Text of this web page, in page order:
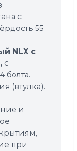
с
55
NLX с
с
болта.
(втулка).
и
при